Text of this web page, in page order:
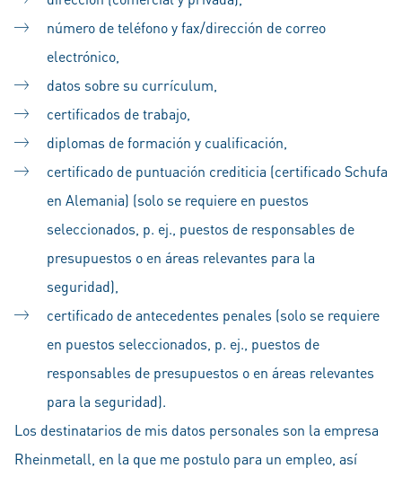
número de teléfono y fax/dirección de correo
electrónico,
datos sobre su currículum,
certificados de trabajo,
diplomas de formación y cualificación,
certificado de puntuación crediticia (certificado Schufa
en Alemania) (solo se requiere en puestos
seleccionados, p. ej., puestos de responsables de
presupuestos o en áreas relevantes para la
seguridad),
certificado de antecedentes penales (solo se requiere
en puestos seleccionados, p. ej., puestos de
responsables de presupuestos o en áreas relevantes
para la seguridad).
Los destinatarios de mis datos personales son la empresa
Rheinmetall, en la que me postulo para un empleo, así